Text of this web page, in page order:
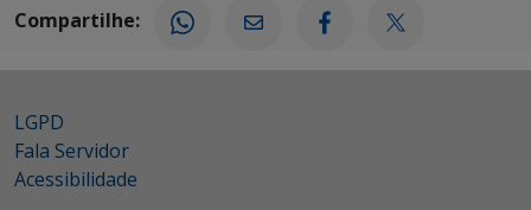
Compartilhe:
LGPD
Fala Servidor
Acessibilidade